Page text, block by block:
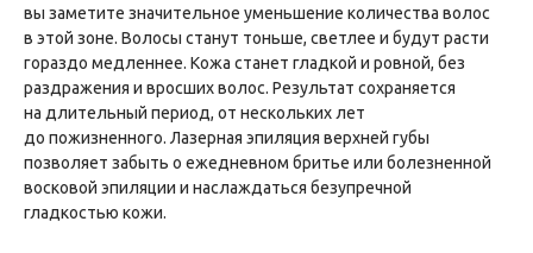
вы заметите значительное уменьшение количества волос
в этой зоне. Волосы станут тоньше, светлее и будут расти
гораздо медленнее. Кожа станет гладкой и ровной, без
раздражения и вросших волос. Результат сохраняется
на длительный период, от нескольких лет
до пожизненного. Лазерная эпиляция верхней губы
позволяет забыть о ежедневном бритье или болезненной
восковой эпиляции и наслаждаться безупречной
гладкостью кожи.
ИМЕЮТСЯ ПРОТИВОПОКАЗАНИЯ.
НЕОБХОДИМА КОНСУЛЬТАЦИЯ
СПЕЦИАЛИСТА.